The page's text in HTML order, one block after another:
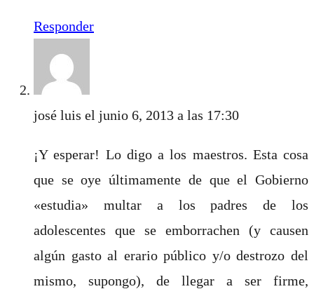
Responder
josé luis el junio 6, 2013 a las 17:30
¡Y esperar! Lo digo a los maestros. Esta cosa
que se oye últimamente de que el Gobierno
«estudia» multar a los padres de los
adolescentes que se emborrachen (y causen
algún gasto al erario público y/o destrozo del
mismo, supongo), de llegar a ser firme,